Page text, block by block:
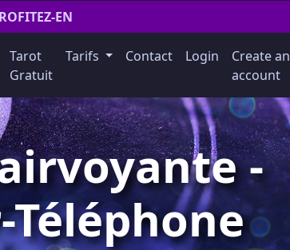
EN
Tarot
Gratuit
Tarifs Contact Login
Create an
account
-